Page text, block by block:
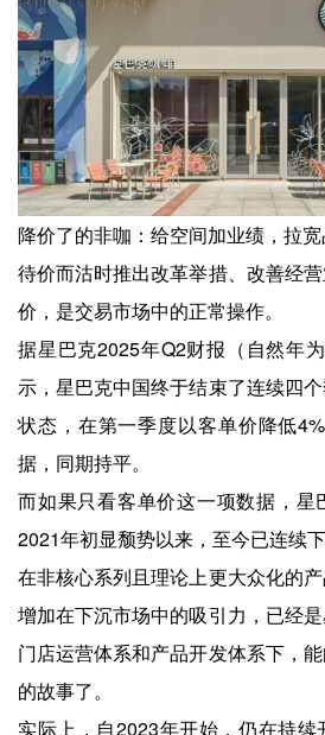
降价了的非咖：给空间加业绩，拉
待价而沽时推出改革举措、改善经
价，是交易市场中的正常操作。
据星巴克2025年Q2财报（自然年
示，星巴克中国终于结束了连续四
状态，在第一季度以客单价降低
据，同期持平。
而如果只看客单价这一项数据，星
2021年初显颓势以来，至今已连续下
在非核心系列且理论上更大众化的
增加在下沉市场中的吸引力，已经
门店运营体系和产品开发体系下，
的故事了。
实际上，自2023年开始，仍在持